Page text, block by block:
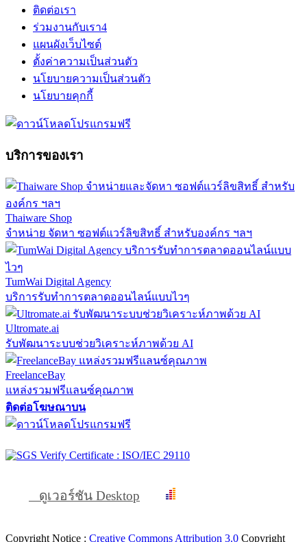
ติดต่อเรา
ร่วมงานกับเรา4
แผนผังเว็บไซต์
ตั้งค่าความเป็นส่วนตัว
นโยบายความเป็นส่วนตัว
นโยบายคุกกี้
บริการของเรา
Thaiware Shop
จำหน่าย จัดหา ซอฟต์แวร์ลิขสิทธิ์ สำหรับองค์กร ฯลฯ
TumWai Digital Agency
บริการรับทำการตลาดออนไลน์แบบไวๆ
Ultromate.ai
รับพัฒนาระบบช่วยวิเคราะห์ภาพด้วย AI
FreelanceBay
แหล่งรวมฟรีแลนซ์คุณภาพ
ติดต่อโฆษณาบน
ดูเวอร์ชัน Desktop
Copyright Notice : Creative Commons Attribution 3.0 Copyright